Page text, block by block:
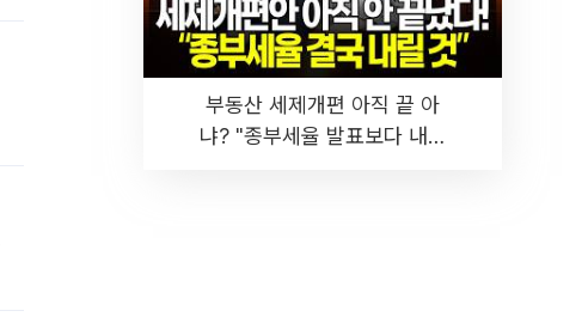
부동산 세제개편 아직 끝 아
냐? "종부세율 발표보다 내릴